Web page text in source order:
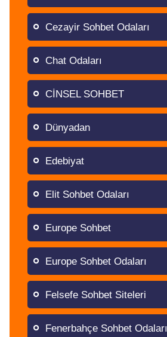
Cezayir Sohbet Odaları
Chat Odaları
CİNSEL SOHBET
Dünyadan
Edebiyat
Elit Sohbet Odaları
Europe Sohbet
Europe Sohbet Odaları
Felsefe Sohbet Siteleri
Fenerbahçe Sohbet Odaları